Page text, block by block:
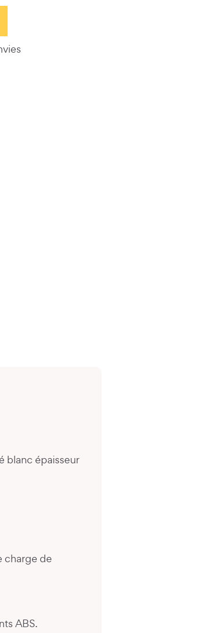
blanc épaisseur
charge de
ABS.